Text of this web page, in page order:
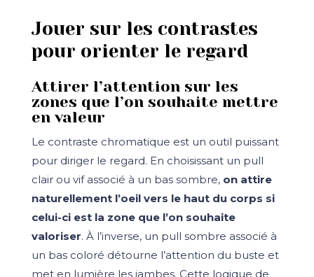
Jouer sur les contrastes
pour orienter le regard
Attirer l’attention sur les
zones que l’on souhaite mettre
en valeur
Le contraste chromatique est un outil puissant
pour diriger le regard. En choisissant un pull
clair ou vif associé à un bas sombre, on attire
naturellement l’oeil vers le haut du corps si
celui-ci est la zone que l’on souhaite
valoriser. À l’inverse, un pull sombre associé à
un bas coloré détourne l’attention du buste et
met en lumière les jambes. Cette logique de